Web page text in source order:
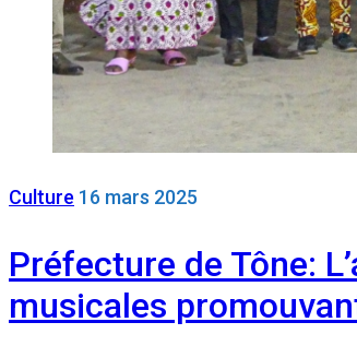
Culture 16 mars 2025
Préfecture de Tône:
musicales